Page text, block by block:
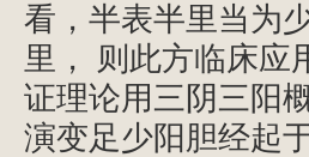
看，半表半里当为
里，
则此方临床应
证理论用三阴三阳
演变足少阳胆经起